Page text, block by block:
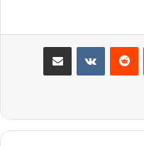
بينتيريست مشاركة عبر البريد